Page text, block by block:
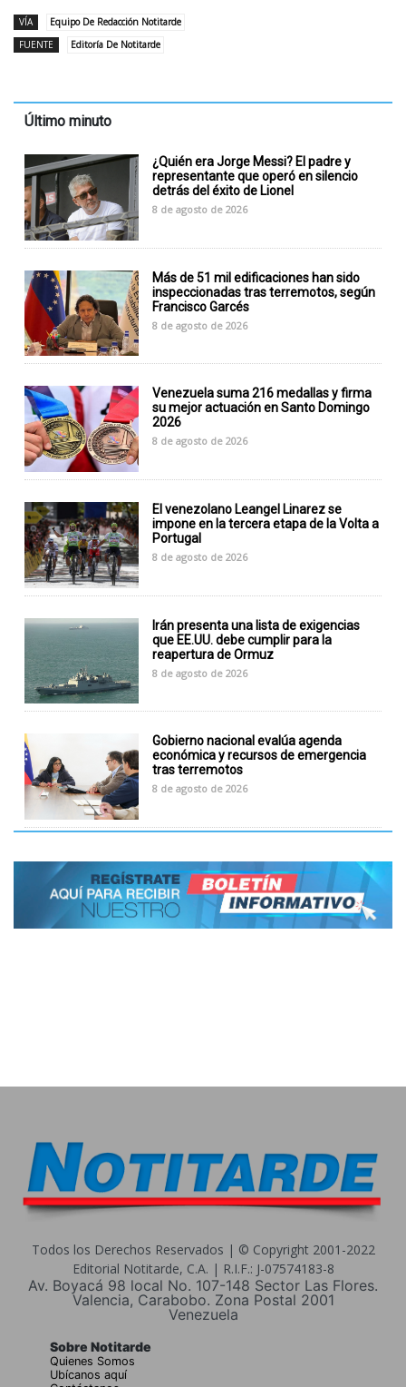
VÍA
Equipo De Redacción Notitarde
FUENTE
Editoría De Notitarde
Último minuto
¿Quién era Jorge Messi? El padre y
representante que operó en silencio
detrás del éxito de Lionel
8 de agosto de 2026
Más de 51 mil edificaciones han sido
inspeccionadas tras terremotos, según
Francisco Garcés
8 de agosto de 2026
Venezuela suma 216 medallas y firma
su mejor actuación en Santo Domingo
2026
8 de agosto de 2026
El venezolano Leangel Linarez se
impone en la tercera etapa de la Volta a
Portugal
8 de agosto de 2026
Irán presenta una lista de exigencias
que EE.UU. debe cumplir para la
reapertura de Ormuz
8 de agosto de 2026
Gobierno nacional evalúa agenda
económica y recursos de emergencia
tras terremotos
8 de agosto de 2026
Todos los Derechos Reservados | © Copyright 2001-2022
Editorial Notitarde, C.A. | R.I.F.: J-07574183-8
Av. Boyacá 98 local No. 107-148 Sector Las Flores.
Valencia, Carabobo. Zona Postal 2001
Venezuela
Sobre Notitarde
Quienes Somos
Ubícanos aquí